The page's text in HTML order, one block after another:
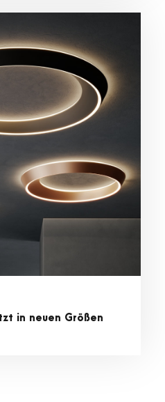
in neuen Größen